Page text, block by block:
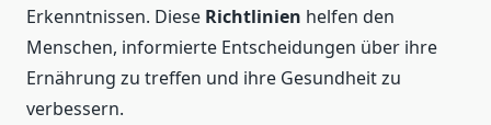
Erkenntnissen. Diese Richtlinien helfen den
Menschen, informierte Entscheidungen über ihre
Ernährung zu treffen und ihre Gesundheit zu
verbessern.